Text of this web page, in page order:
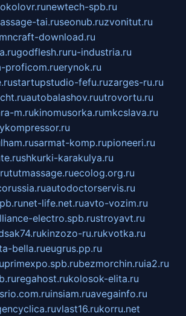
newtech-spb.ru
tai.ruseonub.ruzvonitut.ru
mncraft-download.ru
godflesh.ruru-industria.ru
proficom.ruerynok.ru
startupstudio-fefu.ruzarges-ru.ru
autobalashov.ruutrovortu.ru
m.rukinomusorka.rumkcslava.ru
sarmat-komp.rupioneeri.ru
shkurki-karakulya.ru
tutmassage.ruecolog.org.ru
autodoctorservis.ru
net-life.net.ruavto-vozim.ru
electro.spb.rustroyavt.ru
kinzozo-ru.rukvotka.ru
bella.rueugrus.pp.ru
primexpo.spb.rubezmorchin.ruia2.ru
regahost.rukolosok-elita.ru
insiam.ruavegainfo.ru
vlast16.rukorru.net